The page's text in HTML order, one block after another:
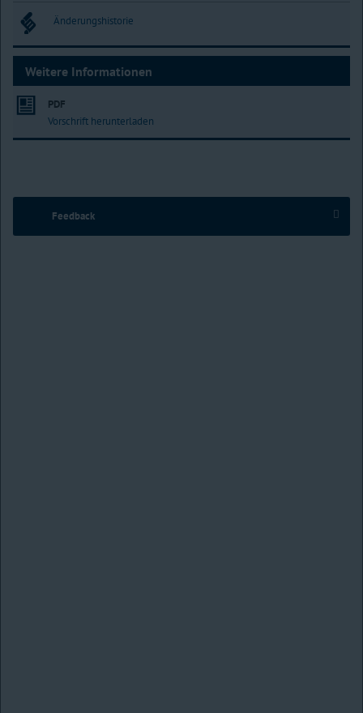
Änderungshistorie
Weitere Informationen
PDF
Vorschrift herunterladen
Feedback